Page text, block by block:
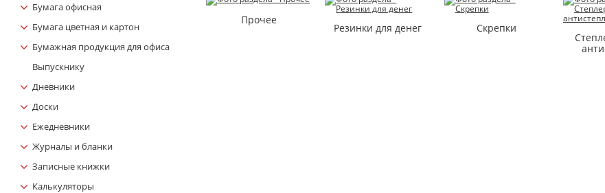
Бумага офисная
Бумага цветная и картон
Бумажная продукция для офиса
Выпускнику
Дневники
Доски
Ежедневники
Журналы и бланки
Записные книжки
Калькуляторы
Прочее
Резинки для денег Скрепки